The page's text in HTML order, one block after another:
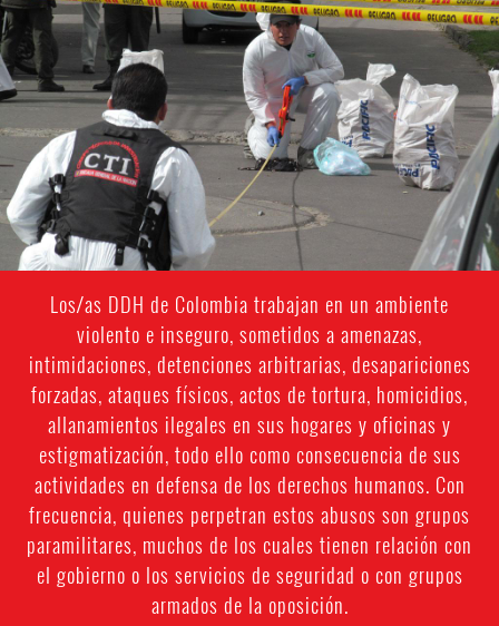
colombia-
general-
context.jpg
Los/as DDH de Colombia trabajan en un ambiente
violento e inseguro, sometidos a amenazas,
intimidaciones, detenciones arbitrarias, desapariciones
forzadas, ataques físicos, actos de tortura, homicidios,
allanamientos ilegales en sus hogares y oficinas y
estigmatización, todo ello como consecuencia de sus
actividades en defensa de los derechos humanos. Con
frecuencia, quienes perpetran estos abusos son grupos
paramilitares, muchos de los cuales tienen relación con
el gobierno o los servicios de seguridad o con grupos
armados de la oposición.